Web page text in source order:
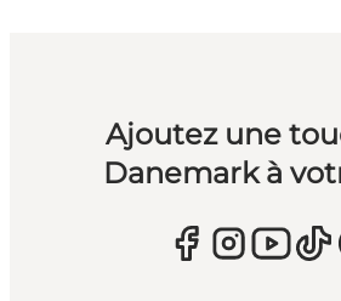
Ajoutez une
Danemark à